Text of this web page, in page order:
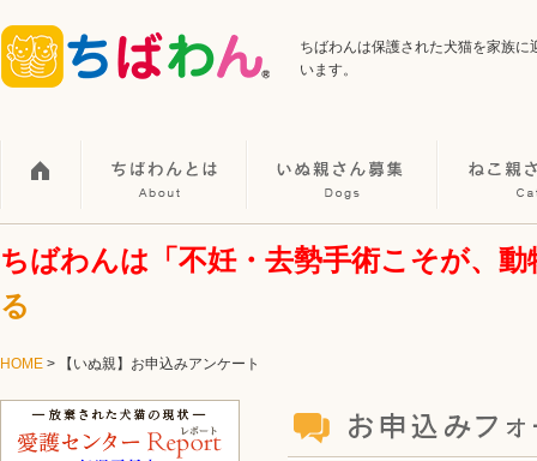
ちばわんは保護された犬猫を家族
います。
ちばわんは「不妊・去勢手術こそが、
る
HOME > 【いぬ親】お申込みアンケート